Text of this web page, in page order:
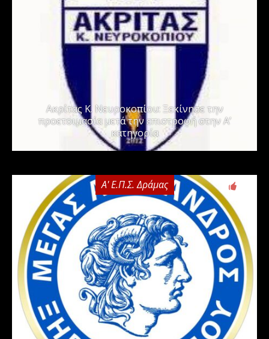
Ακρίτας Κ. Νευροκοπίου: Ξεκίνησε την
προετοιμασία μετά την επιστροφή στην Α’
κατηγορία
Α' Ε.Π.Σ. Δράμας